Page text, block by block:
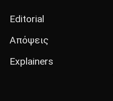
Editorial
Απόψεις
Explainers